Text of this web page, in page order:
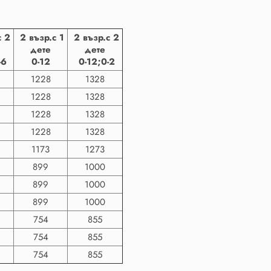
2
2 възр.с 1
дете
0-12
2 възр.с 2
дете
0-12;0-2
1228
1328
1228
1328
1228
1328
1228
1328
1173
1273
899
1000
899
1000
899
1000
754
855
754
855
754
855